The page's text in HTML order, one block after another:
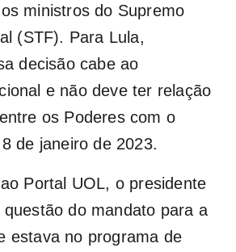
ministros do Supremo
(STF). Para Lula,
decisão cabe ao
e não deve ter relação
os Poderes com o
de janeiro de 2023.
Portal UOL, o presidente
questão do mandato para a
estava no programa de